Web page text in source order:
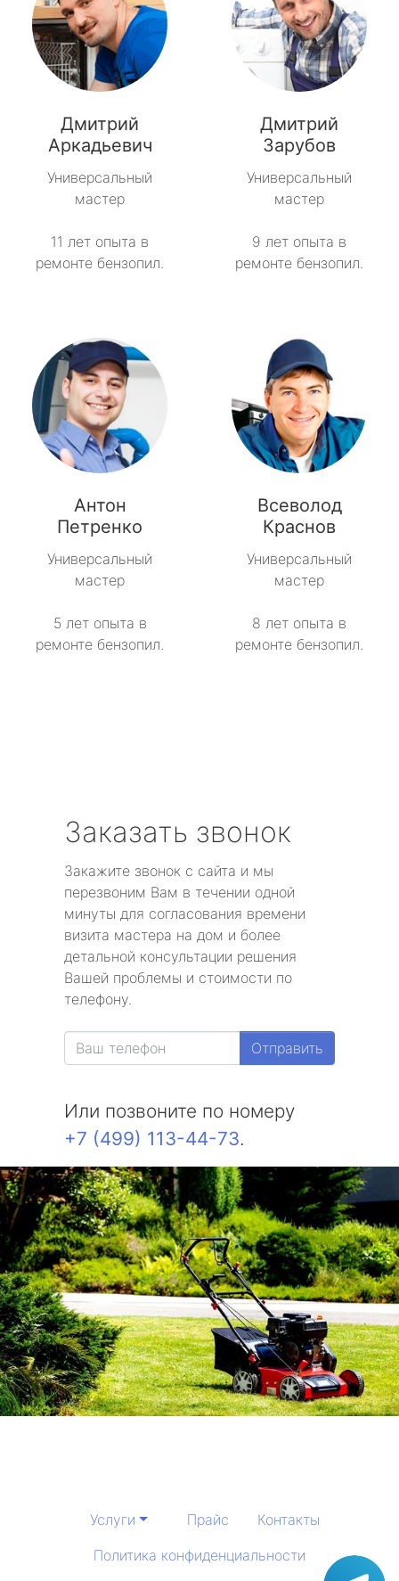
Дмитрий
Аркадьевич
Универсальный
мастер
11 лет опыта в
ремонте бензопил.
Дмитрий
Зарубов
Универсальный
мастер
9 лет опыта в
ремонте бензопил.
Антон
Петренко
Универсальный
мастер
5 лет опыта в
ремонте бензопил.
Всеволод
Краснов
Универсальный
мастер
8 лет опыта в
ремонте бензопил.
Заказать звонок
Закажите звонок с сайта и мы
перезвоним Вам в течении одной
минуты для согласования времени
визита мастера на дом и более
детальной консультации решения
Вашей проблемы и стоимости по
телефону.
Отправить
Или позвоните по номеру
+7 (499) 113-44-73.
Услуги Прайс
Контакты
Политика конфиденциальности